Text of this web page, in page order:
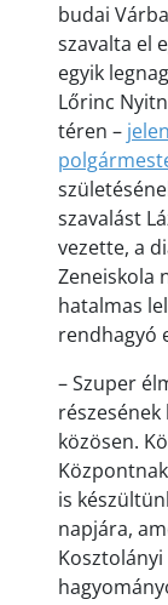
budai
szavalta el
egyik
Lőrinc
téren –
szavalást
vezette, a
Zeneiskola
hatalmas
rendhagyó
– Szuper
közösen.
is
napjára,